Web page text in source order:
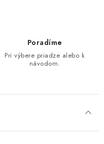
Poradíme
Pri výbere priadze alebo k
návodom.